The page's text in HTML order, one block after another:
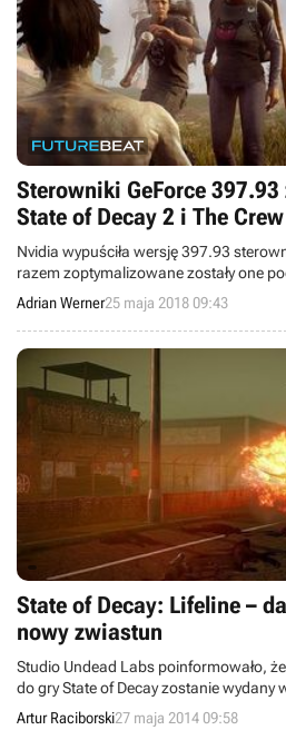
Sterowniki GeForce
State of Decay 2 i The
Nvidia wypuściła wersję 397.93
razem zoptymalizowane zostały one
oraz nadchodzącej zamkniętej bety The
Adrian Werner25 maja 2018 09:43
State of Decay: Lifeline –
nowy zwiastun
Studio Undead Labs poinformowało,
do gry State of Decay zostanie wydany
Rozszerzenie zostało wycenione na 7
komputery osobiste, jak i na konsolę
Artur Raciborski27 maja 2014 09:58